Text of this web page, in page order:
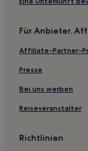
Für Anbieter,
Affiliate-Partner-
Presse
Bei uns werben
Reiseveranstalter
Richtlinien